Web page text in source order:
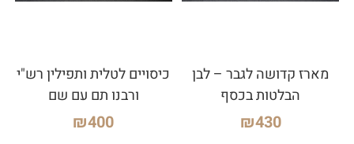
מארז קדושה לגבר – לבן
הבלטות בכסף
₪430
כיסויים לטלית ותפילין רש"י
ורבנו תם עם שם
₪400